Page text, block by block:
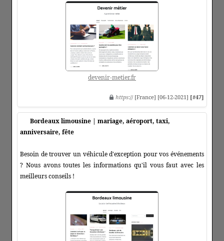
devenir-metier.fr
https:// [France] [06-12-2021] [#47]
Bordeaux limousine | mariage, aéroport, taxi,
anniversaire, fête
Besoin de trouver un véhicule d'exception pour vos événements
? Nous avons toutes les informations qu'il vous faut avec les
meilleurs conseils !